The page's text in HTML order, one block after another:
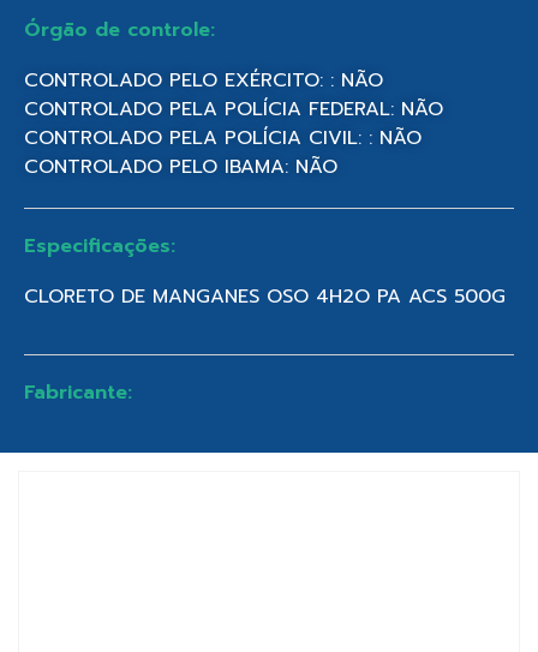
Órgão de controle:
CONTROLADO PELO EXÉRCITO: : NÃO
CONTROLADO PELA POLÍCIA FEDERAL: NÃO
CONTROLADO PELA POLÍCIA CIVIL: : NÃO
CONTROLADO PELO IBAMA: NÃO
Especificações:
CLORETO DE MANGANES OSO 4H2O PA ACS 500G
Fabricante: